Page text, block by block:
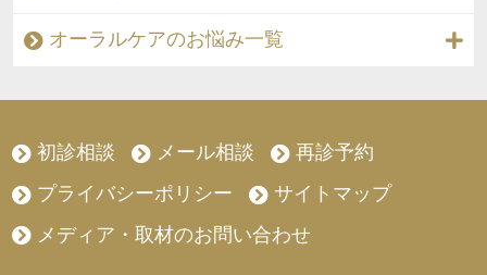
オーラルケアのお悩み一覧
初診相談 メール相談
再診予約
プライバシーポリシー
サイトマップ
メディア・取材のお問い合わせ